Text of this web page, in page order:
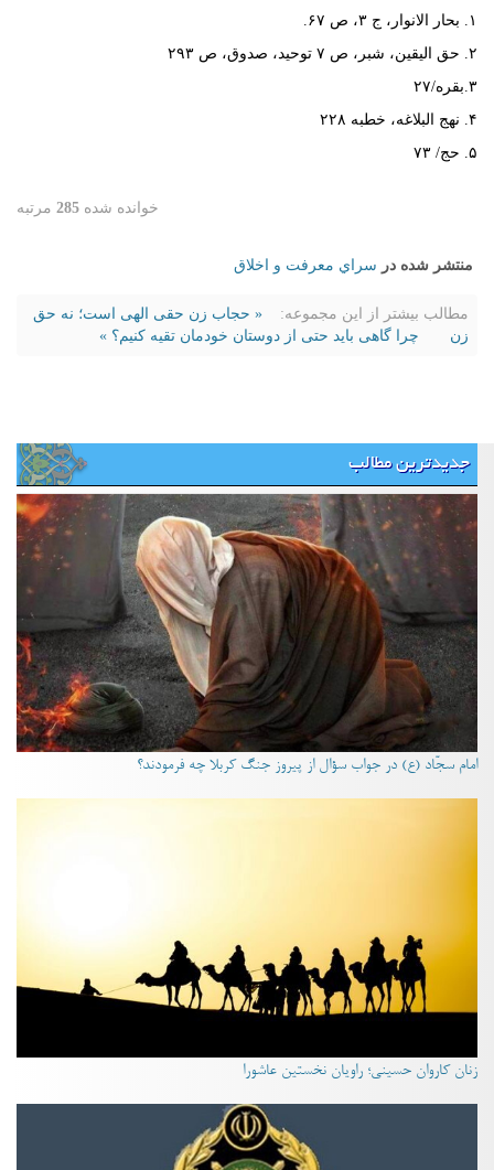
۱. بحار الانوار، ج ۳، ص ۶۷.
۲. حق الیقین، شبر، ص ۷ توحید، صدوق، ص ۲۹۳
۳.بقره/۲۷
۴. نهج البلاغه، خطبه ۲۲۸
۵. حج/ ۷۳
خوانده شده 285 مرتبه
منتشر شده در سراي معرفت و اخلاق
مطالب بیشتر از این مجموعه:
« حجاب زن حقی الهی است؛ نه حق
زن
چرا گاهی باید حتی از دوستان خودمان تقیه کنیم؟ »
جدیدترین مطالب
امام سجّاد (ع) در جواب سؤال از پیروز جنگ کربلا چه فرمودند؟
زنان کاروان حسینی؛ راویان نخستین عاشورا